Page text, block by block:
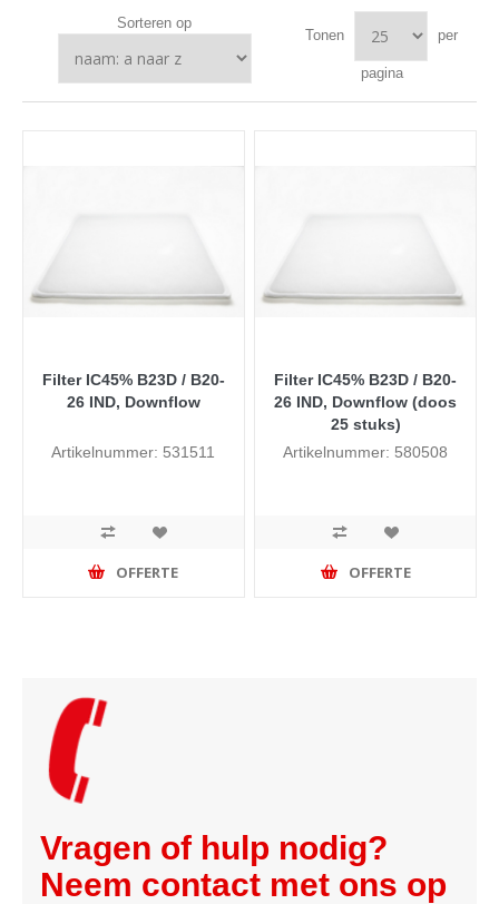
Sorteren op
Tonen per
pagina
Filter IC45% B23D / B20-
26 IND, Downflow
Artikelnummer: 531511
OFFERTE
Filter IC45% B23D / B20-
26 IND, Downflow (doos
25 stuks)
Artikelnummer: 580508
OFFERTE
Vragen of hulp nodig?
Neem contact met ons op